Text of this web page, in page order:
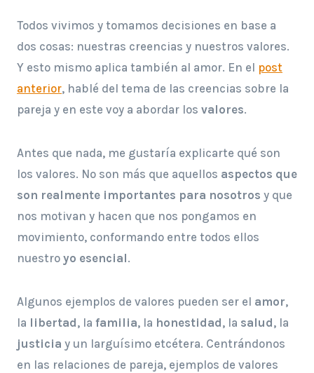
Todos vivimos y tomamos decisiones en base a
dos cosas: nuestras creencias y nuestros valores.
Y esto mismo aplica también al amor. En el post
anterior, hablé del tema de las creencias sobre la
pareja y en este voy a abordar los valores.
Antes que nada, me gustaría explicarte qué son
los valores. No son más que aquellos aspectos que
son realmente importantes para nosotros y que
nos motivan y hacen que nos pongamos en
movimiento, conformando entre todos ellos
nuestro yo esencial.
Algunos ejemplos de valores pueden ser el amor,
la libertad, la familia, la honestidad, la salud, la
justicia y un larguísimo etcétera. Centrándonos
en las relaciones de pareja, ejemplos de valores